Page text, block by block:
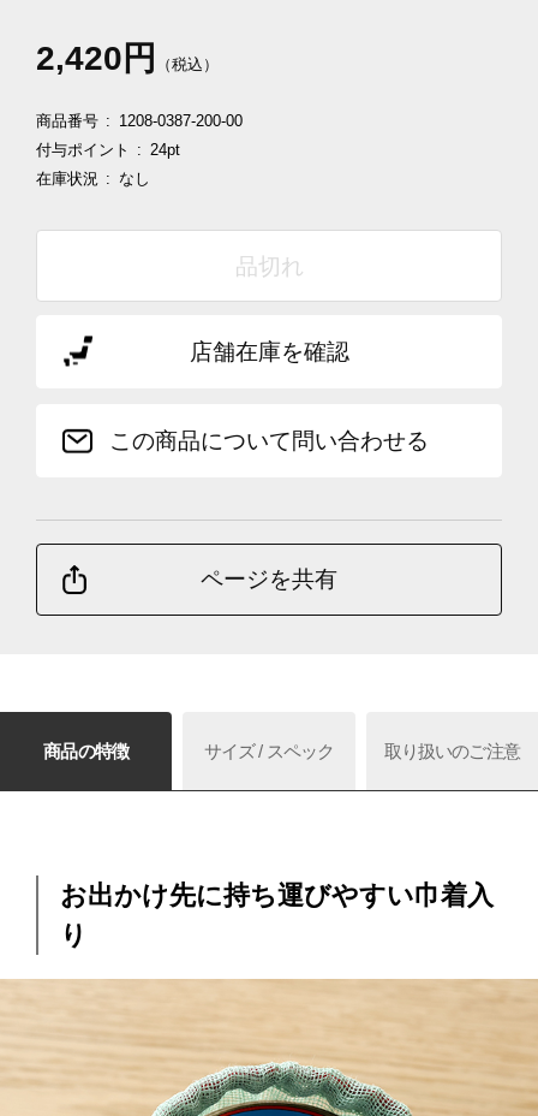
2,420円 （税込）
商品番号
1208-0387-200-00
付与ポイント
24pt
在庫状況
なし
店舗在庫を確認
この商品について問い合わせる
ページを共有
品切れ
商品の特徴 サイズ / スペック 取り扱いのご注意
お出かけ先に持ち運びやすい巾着入
り